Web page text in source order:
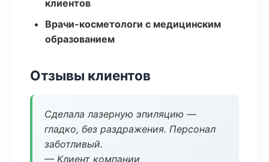
клиентов
Врачи-косметологи с медицинским
образованием
Отзывы клиентов
Сделала лазерную эпиляцию —
гладко, без раздражения. Персонал
заботливый.
— Клиент компании